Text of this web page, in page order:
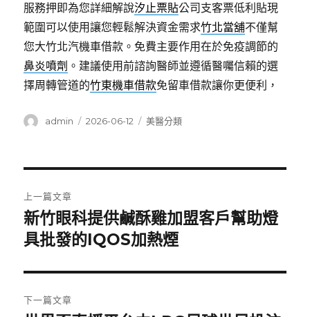
服務押即為您詳細解說汐止票貼公司支客票低利貼現
範圍可以使用讓您輕鬆解決資金需求竹北當舖不僅幫
您大竹北汽機車借款。免費主要作用在於免疫調節的
鼻炎噴劑 。建議使用前諮詢醫師並遵循醫囑信賴的選
擇周轉管道的竹東機車借款免留車借款讓你更便利，
作
admin
發
2026-06-12
分
美醫分類
章
導
覽
上一篇文章
上
一
文
章:
新竹眼科提供鹹酥雞加盟客戶幫助燈
具批發的IQOS加熱煙
下一篇文章